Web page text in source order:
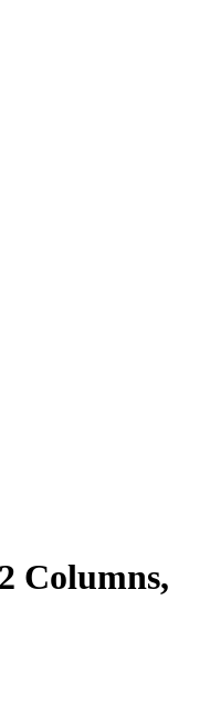
Columns,